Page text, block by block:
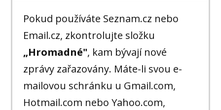
Pokud používáte Seznam.cz nebo
Email.cz, zkontrolujte složku
„Hromadné", kam bývají nové
zprávy zařazovány. Máte-li svou e-
mailovou schránku u Gmail.com,
Hotmail.com nebo Yahoo.com,